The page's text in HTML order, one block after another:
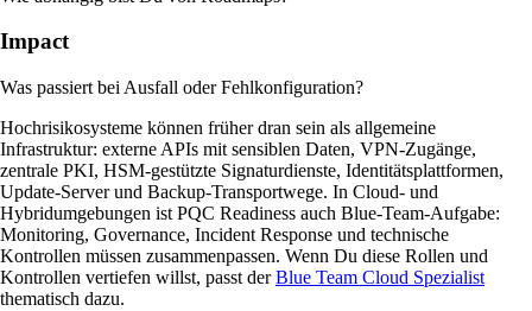
Impact
Was passiert bei Ausfall oder Fehlkonfiguration?
Hochrisikosysteme können früher dran sein als allgemeine
Infrastruktur: externe APIs mit sensiblen Daten, VPN-Zugänge,
zentrale PKI, HSM-gestützte Signaturdienste, Identitätsplattformen,
Update-Server und Backup-Transportwege. In Cloud- und
Hybridumgebungen ist PQC Readiness auch Blue-Team-Aufgabe:
Monitoring, Governance, Incident Response und technische
Kontrollen müssen zusammenpassen. Wenn Du diese Rollen und
Kontrollen vertiefen willst, passt derBlue Team Cloud Spezialist
thematisch dazu.